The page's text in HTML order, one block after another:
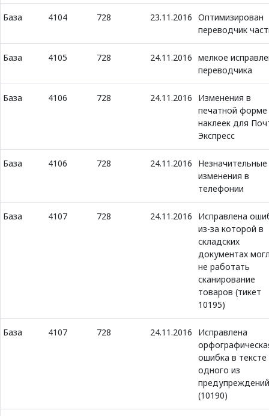
База 4104 728 23.11.2016 Оптимизирован
переводчик
База 4105 728 24.11.2016 мелкое
переводчика
База 4106 728 24.11.2016
Изменения в
печатной форме
наклеек для
Экспресс
База 4106 728 24.11.2016
Незначительные
изменения в
телефонии
База 4107 728 24.11.2016
Исправлена
из-за которой в
складских
документах
не работать
сканирование
товаров (тикет
10195)
База 4107 728 24.11.2016
Исправлена
ошибка в тексте
одного из
предупреждений
(10190)